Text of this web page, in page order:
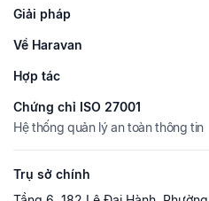
Giải pháp
Về Haravan
Hợp tác
Chứng chỉ ISO 27001
Hệ thống quản lý an toàn thông tin
Trụ sở chính